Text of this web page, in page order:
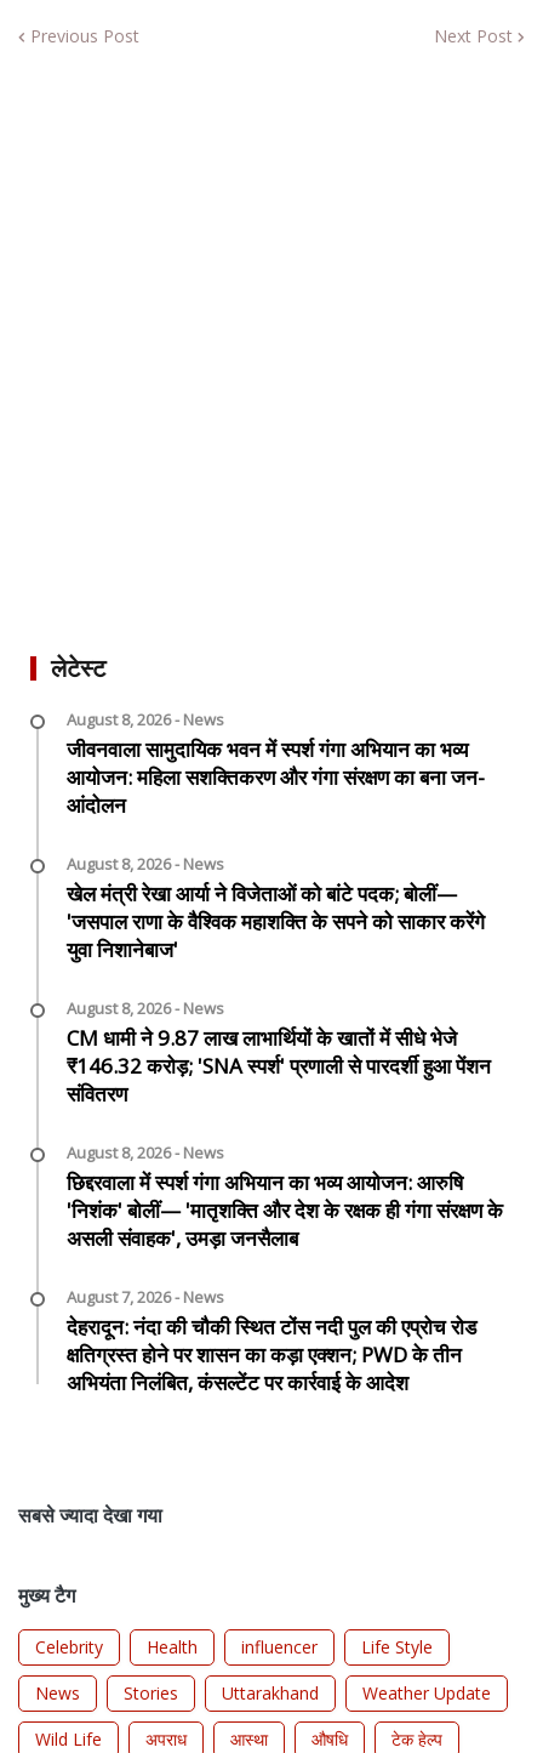
Previous Post Next Post
लेटेस्ट
August 8, 2026 - News
जीवनवाला सामुदायिक भवन में स्पर्श गंगा अभियान का भव्य
आयोजन: महिला सशक्तिकरण और गंगा संरक्षण का बना जन-
आंदोलन
August 8, 2026 - News
खेल मंत्री रेखा आर्या ने विजेताओं को बांटे पदक; बोलीं—
'जसपाल राणा के वैश्विक महाशक्ति के सपने को साकार करेंगे
युवा निशानेबाज'
August 8, 2026 - News
CM धामी ने 9.87 लाख लाभार्थियों के खातों में सीधे भेजे
₹146.32 करोड़; 'SNA स्पर्श' प्रणाली से पारदर्शी हुआ पेंशन
संवितरण
August 8, 2026 - News
छिद्दरवाला में स्पर्श गंगा अभियान का भव्य आयोजन: आरुषि
'निशंक' बोलीं— 'मातृशक्ति और देश के रक्षक ही गंगा संरक्षण के
असली संवाहक', उमड़ा जनसैलाब
August 7, 2026 - News
देहरादून: नंदा की चौकी स्थित टोंस नदी पुल की एप्रोच रोड
क्षतिग्रस्त होने पर शासन का कड़ा एक्शन; PWD के तीन
अभियंता निलंबित, कंसल्टेंट पर कार्रवाई के आदेश
सबसे ज्यादा देखा गया
मुख्य टैग
Celebrity Health influencer
Life Style
News
Stories Uttarakhand
Weather Update
Wild Life
अपराध आस्था औषधि टेक हेल्प